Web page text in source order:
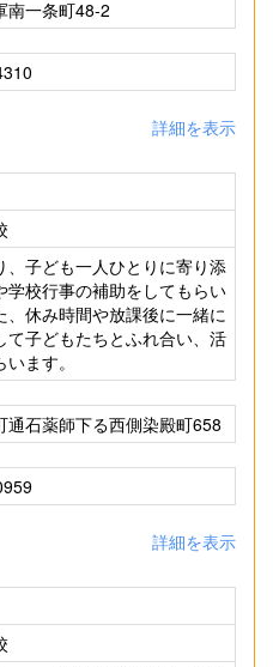
南一条町48-2
詳細を表示
、子ども一人ひとりに寄り添
学校行事の補助をしてもらい
、休み時間や放課後に一緒に
て子どもたちとふれ合い、活
ます。
通石薬師下る西側染殿町658
詳細を表示